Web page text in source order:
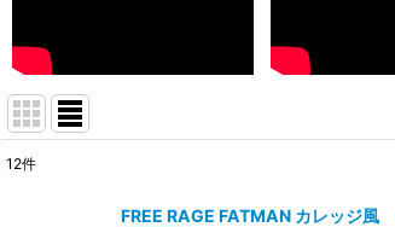
12件
FREE RAGE FATMAN カレッ